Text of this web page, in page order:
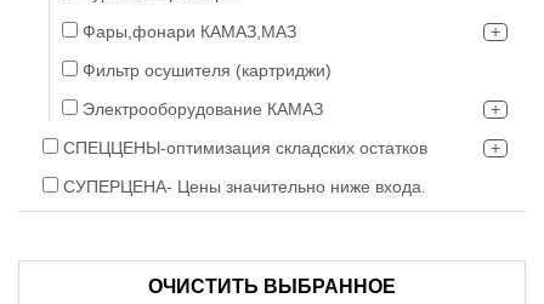
Фары,фонари КАМАЗ,МАЗ
Фильтр осушителя (картриджи)
Электрооборудование КАМАЗ
СПЕЦЦЕНЫ-оптимизация складских остатков
СУПЕРЦЕНА- Цены значительно ниже входа.
ОЧИСТИТЬ ВЫБРАННОЕ